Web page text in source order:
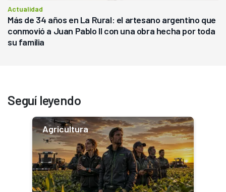
Actualidad
Más de 34 años en La Rural: el artesano argentino que
conmovió a Juan Pablo II con una obra hecha por toda
su familia
Seguí leyendo
Agricultura